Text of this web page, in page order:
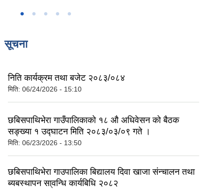
सूचना
निति कार्यक्रम तथा बजेट २०८३/०८४
मिति: 06/24/2026 - 15:10
छबिसपाथिभेरा गाउँपालिकाको १८ ‍औ अधिवेसन को बैठक
सङ्ख्या १ उद्घाटन मिति २०८३/०३/०९ गते ।
मिति: 06/23/2026 - 13:50
छबिसपाथिभेरा गाउपालिका बिद्यालय दिवा खाजा संन्चालन तथा
ब्यबस्थापन सा्वन्धि कार्यबिधि २०८२